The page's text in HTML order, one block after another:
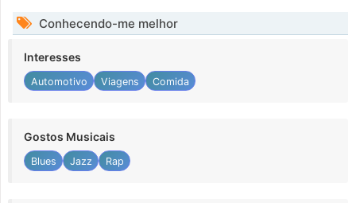
Conhecendo-me melhor
Interesses
Automotivo Viagens Comida
Gostos Musicais
Blues Jazz Rap